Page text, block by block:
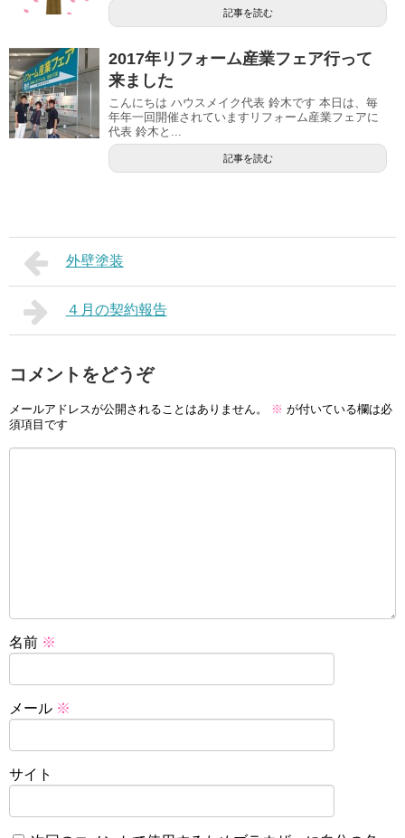
記事を読む
2017年リフォーム産業フェア行って
来ました
こんにちは ハウスメイク代表 鈴木です 本日は、毎
年年一回開催されていますリフォーム産業フェアに
代表 鈴木と...
記事を読む
外壁塗装
４月の契約報告
コメントをどうぞ
メールアドレスが公開されることはありません。 ※ が付いている欄は必
須項目です
名前 ※
メール ※
サイト